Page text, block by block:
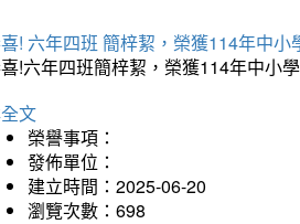
! 六年四班 簡梓絜，榮獲114年中小
!六年四班簡梓絜，榮獲114年中小
文
榮譽事項：
發佈單位：
建立時間：2025-06-20
瀏覽次數：698